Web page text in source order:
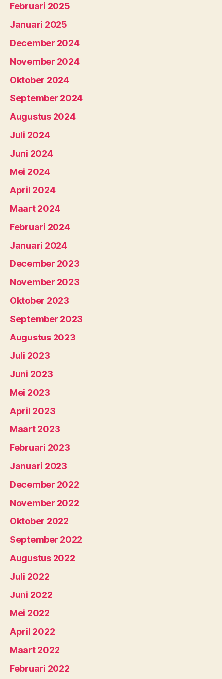
Februari 2025
Januari 2025
December 2024
November 2024
Oktober 2024
September 2024
Augustus 2024
Juli 2024
Juni 2024
Mei 2024
April 2024
Maart 2024
Februari 2024
Januari 2024
December 2023
November 2023
Oktober 2023
September 2023
Augustus 2023
Juli 2023
Juni 2023
Mei 2023
April 2023
Maart 2023
Februari 2023
Januari 2023
December 2022
November 2022
Oktober 2022
September 2022
Augustus 2022
Juli 2022
Juni 2022
Mei 2022
April 2022
Maart 2022
Februari 2022